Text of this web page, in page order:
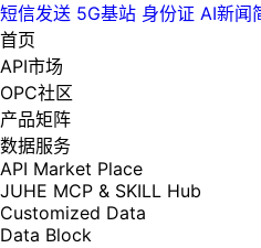
短信发送 5G基站 身份证 AI新闻
首页
API市场
OPC社区
产品矩阵
数据服务
API Market Place
JUHE MCP & SKILL Hub
Customized Data
Data Block